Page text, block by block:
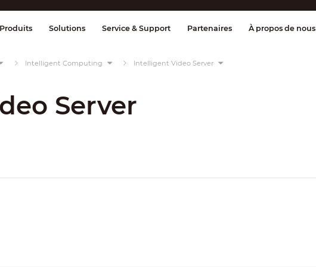
et contrôle Transmission Alarme incendie
Produits Solutions Service & Support Partenaires À propos de nous
Intelligent Computing Intelligent Video Server
Server